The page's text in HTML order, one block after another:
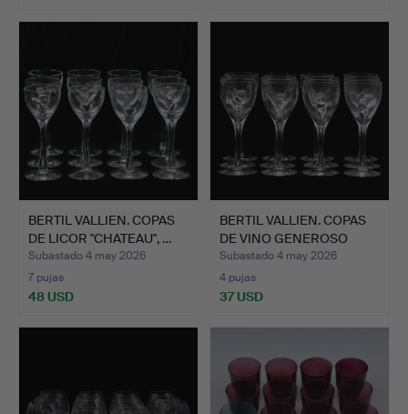
BERTIL VALLIEN. COPAS
DE LICOR "CHATEAU", …
Subastado 4 may 2026
7 pujas
48 USD
BERTIL VALLIEN. COPAS
DE VINO GENEROSO
"CH…
Subastado 4 may 2026
4 pujas
37 USD